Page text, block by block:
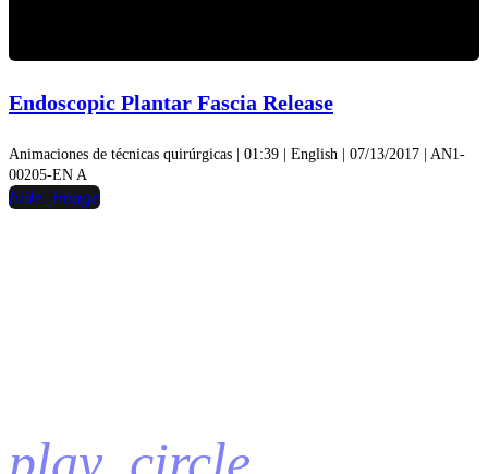
Video
Endoscopic Plantar Fascia Release
Animaciones de técnicas quirúrgicas | 01:39 | English | 07/13/2017 | AN1-
00205-EN A
hide_image